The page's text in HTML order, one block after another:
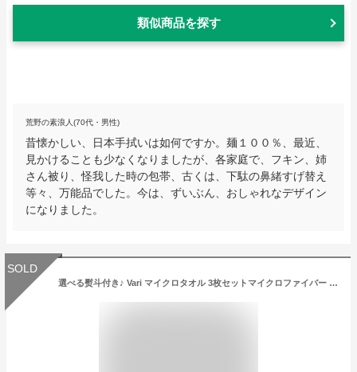
類似商品を探す
荒野の素浪人(70代・男性)
昔懐かしい、日本手拭いは如何ですか。麺１００％、最近、
見かけることも少なくなりましたが、各家庭で、フキン、姉
さん被り、怪我した時の包帯、古くは、下駄の鼻緒すげ替え
等々、万能品でした。今は、ずいぶん、おしゃれなデザイン
になりました。
SOLD
選べる熨斗付き♪ Vari マイクロタオル 3枚セットマイクロファイバー ふきん タオルハンカチ プチギフト お年賀 内祝 お返し お礼 ご挨拶 退職 引越し 北欧風 おしゃれ お祝い イベント バレンタインデー ホワイトデー ビンゴ コンペ 景品 ギフト プレゼント 記念品 粗品